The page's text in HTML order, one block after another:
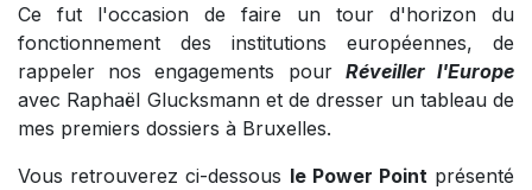
Ce fut l'occasion de faire un tour d'horizon du
fonctionnement des institutions européennes, de
rappeler nos engagements pour Réveiller l'Europe
avec Raphaël Glucksmann et de dresser un tableau de
mes premiers dossiers à Bruxelles.
Vous retrouverez ci-dessous le Power Point présenté